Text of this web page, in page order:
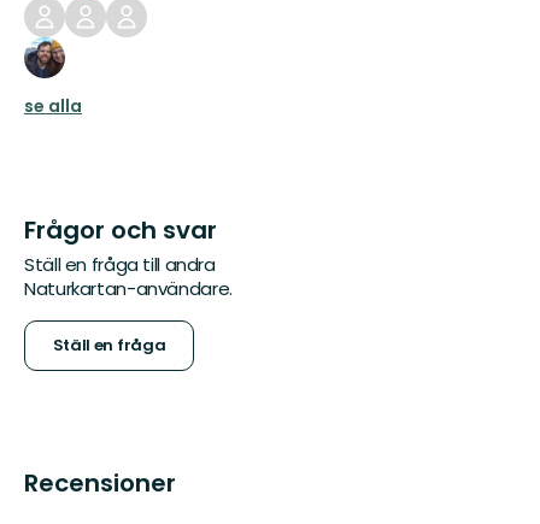
se alla
Frågor och svar
Ställ en fråga till andra
Naturkartan-användare.
Ställ en fråga
Recensioner